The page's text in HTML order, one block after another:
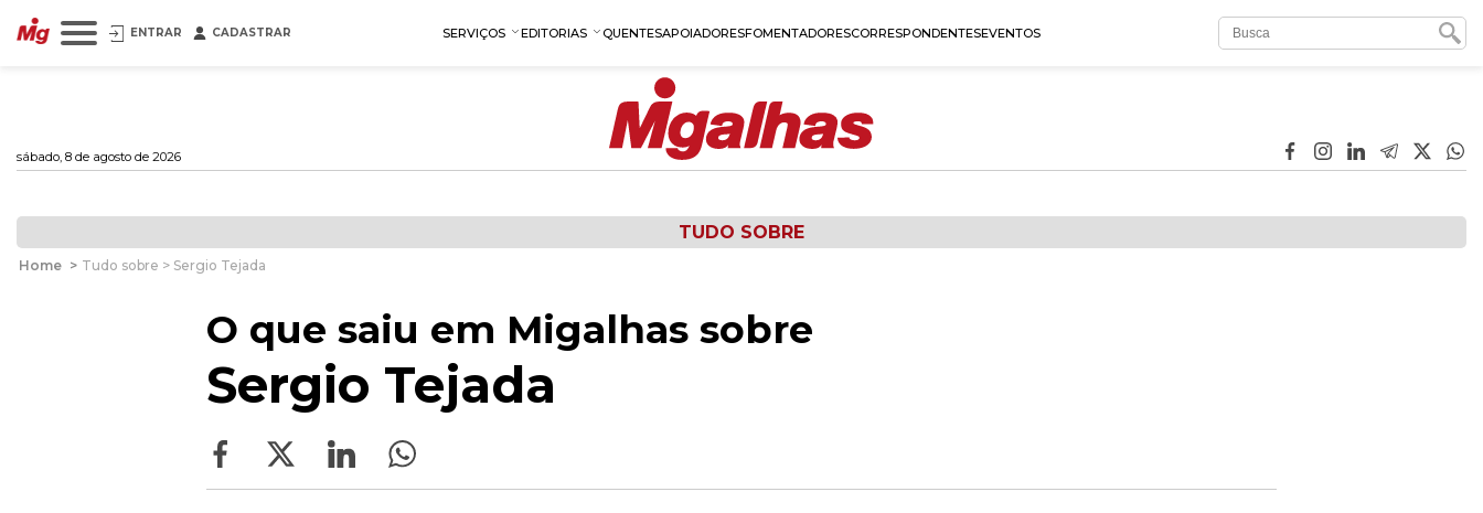
ENTRAR CADASTRAR SERVIÇOS EDITORIAS QUENTESAPOIADORESFOMENTADORESCORRESPONDENTESEVENTOS
sábado, 8 de agosto de 2026
TUDO SOBRE
Home > Tudo sobre > Sergio Tejada
O que saiu em Migalhas sobre
Sergio Tejada